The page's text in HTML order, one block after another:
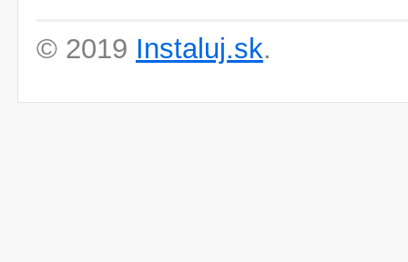
© 2019 Instaluj.sk.